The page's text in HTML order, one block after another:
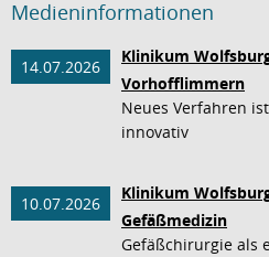
Medieninformationen
14.07.2026
Klinikum
Vorhofflimmern
Neues Verfahren
innovativ
10.07.2026
Klinikum
Gefäßmedizin
Gefäßchirurgie als